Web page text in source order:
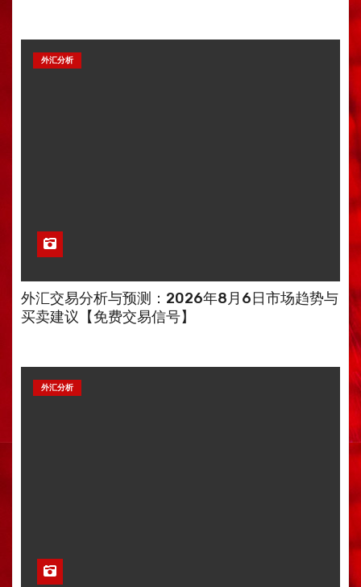
外汇分析
外汇交易分析与预测：2026年8月6日市场趋势与
买卖建议【免费交易信号】
外汇分析